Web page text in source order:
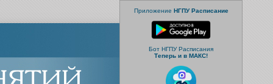
Приложение НГПУ Расписание
Бот НГПУ Расписания
Теперь и в МАКС!